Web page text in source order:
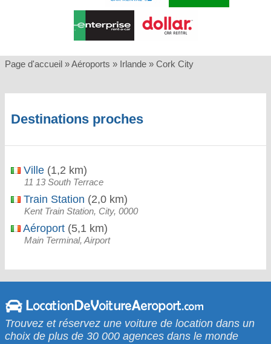
Page d'accueil »Aéroports » Irlande » Cork City
Destinations proches
Ville (1,2 km)
11 13 South Terrace
Train Station (2,0 km)
Kent Train Station, City, 0000
Aéroport (5,1 km)
Main Terminal, Airport
Trouvez et réservez une voiture de location dans un
choix de plus de 30 000 agences dans le monde